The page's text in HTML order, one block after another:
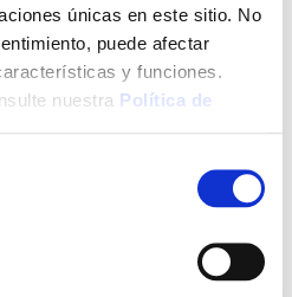
únicas en este sitio. No
puede afectar
y funciones.
nuestra Política de
Envío a domicilio: